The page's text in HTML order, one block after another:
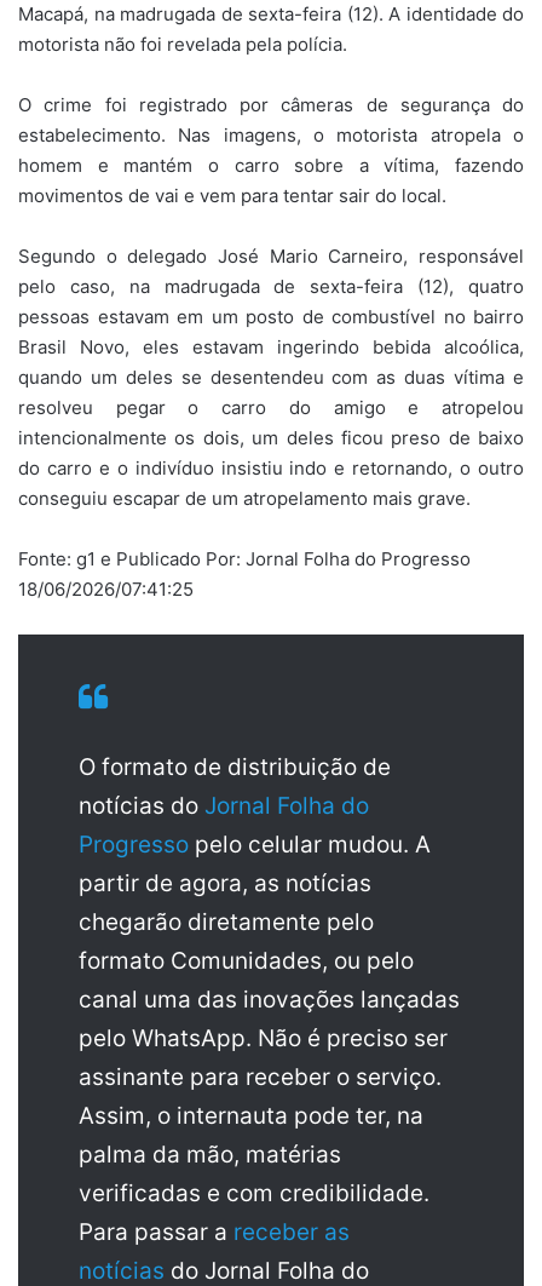
Macapá, na madrugada de sexta-feira (12). A identidade do
motorista não foi revelada pela polícia.
O crime foi registrado por câmeras de segurança do
estabelecimento. Nas imagens, o motorista atropela o
homem e mantém o carro sobre a vítima, fazendo
movimentos de vai e vem para tentar sair do local.
Segundo o delegado José Mario Carneiro, responsável
pelo caso, na madrugada de sexta-feira (12), quatro
pessoas estavam em um posto de combustível no bairro
Brasil Novo, eles estavam ingerindo bebida alcoólica,
quando um deles se desentendeu com as duas vítima e
resolveu pegar o carro do amigo e atropelou
intencionalmente os dois, um deles ficou preso de baixo
do carro e o indivíduo insistiu indo e retornando, o outro
conseguiu escapar de um atropelamento mais grave.
Fonte: g1 e Publicado Por: Jornal Folha do Progresso
18/06/2026/07:41:25
O formato de distribuição de
notícias do Jornal Folha do
Progresso pelo celular mudou. A
partir de agora, as notícias
chegarão diretamente pelo
formato Comunidades, ou pelo
canal uma das inovações lançadas
pelo WhatsApp. Não é preciso ser
assinante para receber o serviço.
Assim, o internauta pode ter, na
palma da mão, matérias
verificadas e com credibilidade.
Para passar a receber as
notícias do Jornal Folha do